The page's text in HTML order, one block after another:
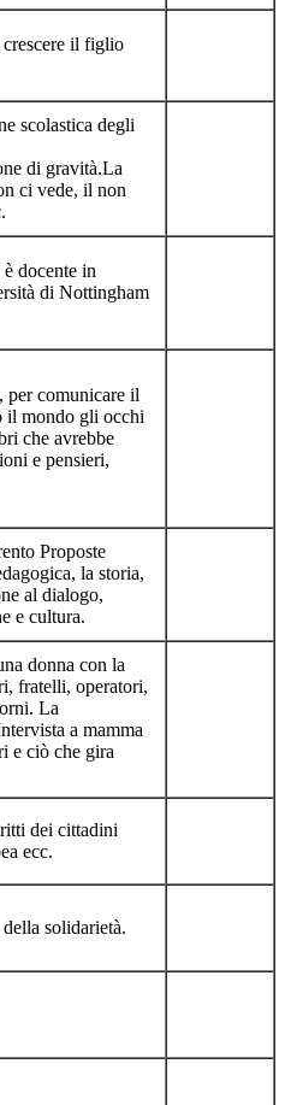
il figlio
scolastica degli
di gravità.La
ci vede, il non
docente in
di Nottingham
per comunicare il
il mondo gli occhi
che avrebbe
e pensieri,
Proposte
la storia,
al dialogo,
e cultura.
donna con la
fratelli, operatori,
La
a mamma
e ciò che gira
dei cittadini
ecc.
solidarietà.